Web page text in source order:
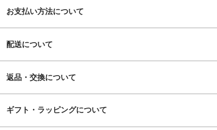
お支払い方法について
配送について
返品・交換について
ギフト・ラッピングについて